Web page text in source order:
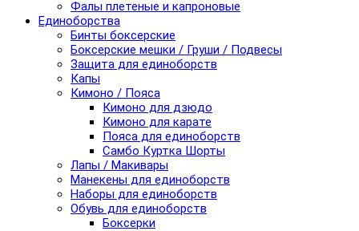
Фалы плетеные и капроновые
Единоборства
Бинты боксерские
Боксерские мешки / Груши / Подвесы
Защита для единоборств
Капы
Кимоно / Пояса
Кимоно для дзюдо
Кимоно для карате
Пояса для единоборств
Самбо Куртка Шорты
Лапы / Макивары
Манекены для единоборств
Наборы для единоборств
Обувь для единоборств
Боксерки